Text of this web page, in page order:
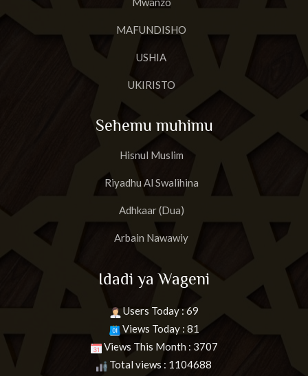
MAFUNDISHO
USHIA
UKIRISTO
Sehemu muhimu
Hisnul Muslim
Riyadhu Al Swalihina
Adhkaar (Dua)
Arbain Nawawiy
Idadi ya Wageni
Users Today : 69
Views Today : 81
Views This Month : 3707
Total views : 1104688